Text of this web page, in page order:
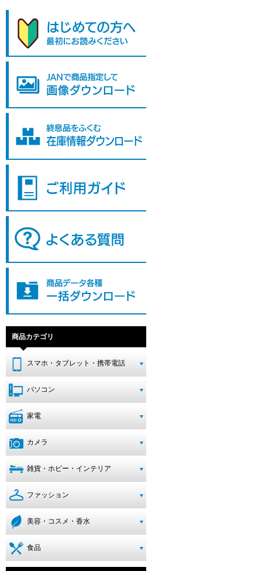
商品カテゴリ
スマホ・タブレット・携帯電話
パソコン
家電
カメラ
雑貨・ホビー・インテリア
ファッション
美容・コスメ・香水
食品